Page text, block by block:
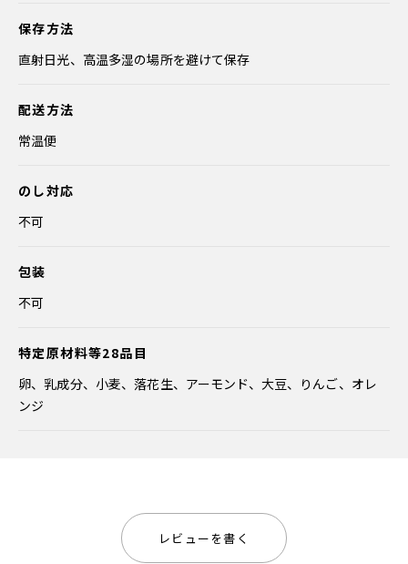
保存方法
直射日光、高温多湿の場所を避けて保存
配送方法
常温便
のし対応
不可
包装
不可
特定原材料等28品目
卵、乳成分、小麦、落花生、アーモンド、大豆、りんご、オレ
ンジ
レビューを書く